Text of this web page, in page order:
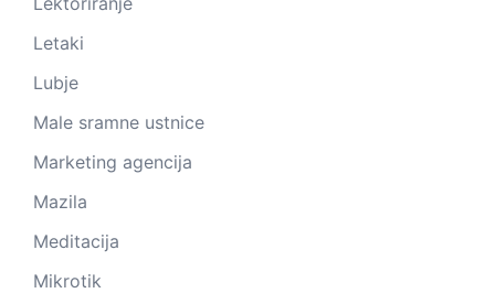
Letaki
Lubje
Male sramne ustnice
Marketing agencija
Mazila
Meditacija
Mikrotik